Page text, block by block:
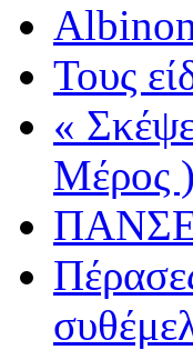
Τους
«
Μέρος )